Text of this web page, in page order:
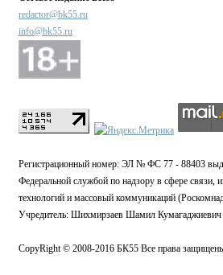
redactor@bk55.ru
info@bk55.ru
Регистрационный номер: ЭЛ № ФС 77 - 88403
Федеральной службой по надзору в сфере связи,
технологий и массовый коммуникаций
Учредитель: Шихмирзаев Шамил Кумагаджиевич
CopyRight © 2008-2016 БК55 Все права